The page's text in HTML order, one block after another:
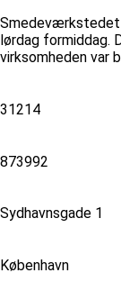
lørdag formiddag.
virksomheden var
31214
873992
Sydhavnsgade 1
København